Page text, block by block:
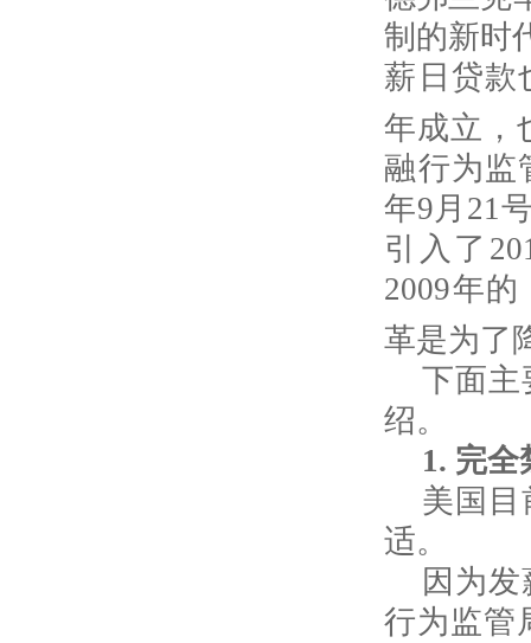
制的新时
薪日贷款
年成立，
融行为监
年9月 21
引入了
2009年的
革是为了
下面主
绍。
1. 完全
美国目
适。
因为
行为监管